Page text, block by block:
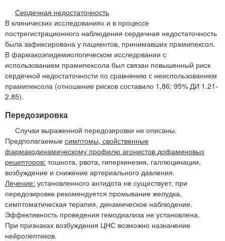
Сердечная недостаточность
В клинических исследованиях и в процессе
пострегистрационного наблюдения сердечная недостаточность
была зафиксирована у пациентов, принимавших прамипексол.
В фармакоэпидемиологическом исследовании с
использованием прамипексола был связан повышенный риск
сердечной недостаточности по сравнению с неиспользованием
прамипексола (отношение рисков составило 1,86; 95% ДИ 1.21-
2,85).
Передозировка
Случаи выраженной передозировки не описаны.
Предполагаемые симптомы, свойственные
фармакодинамическому профилю агонистов дофаминовых
рецепторов: тошнота, рвота, гиперкинезия, галлюцинации,
возбуждение и снижение артериального давления.
Лечение: установленного антидота не существует, при
передозировке рекомендуется промывание желудка,
симптоматическая терапия, динамическое наблюдение.
Эффективность проведения гемодиализа не установлена.
При признаках возбуждения ЦНС возможно назначение
нейролептиков.